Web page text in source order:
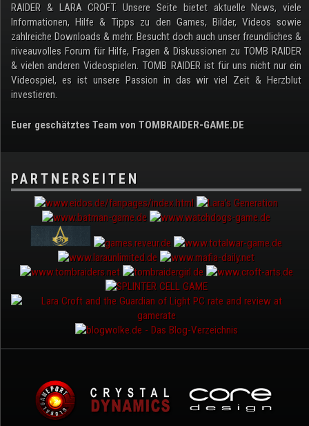
RAIDER & LARA CROFT. Unsere Seite bietet aktuelle News, viele
Informationen, Hilfe & Tipps zu den Games, Bilder, Videos sowie
zahlreiche Downloads & mehr. Besucht doch auch unser freundliches &
niveauvolles Forum für Hilfe, Fragen & Diskussionen zu TOMB RAIDER
& vielen anderen Videospielen. TOMB RAIDER ist für uns nicht nur ein
Videospiel, es ist unsere Passion in das wir viel Zeit & Herzblut
investieren.
Euer geschätztes Team von TOMBRAIDER-GAME.DE
PARTNERSEITEN